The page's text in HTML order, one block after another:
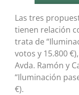
Las tres
tienen relación
trata de
votos y 15.800
Avda. Ramón y
“Iluminación
€).